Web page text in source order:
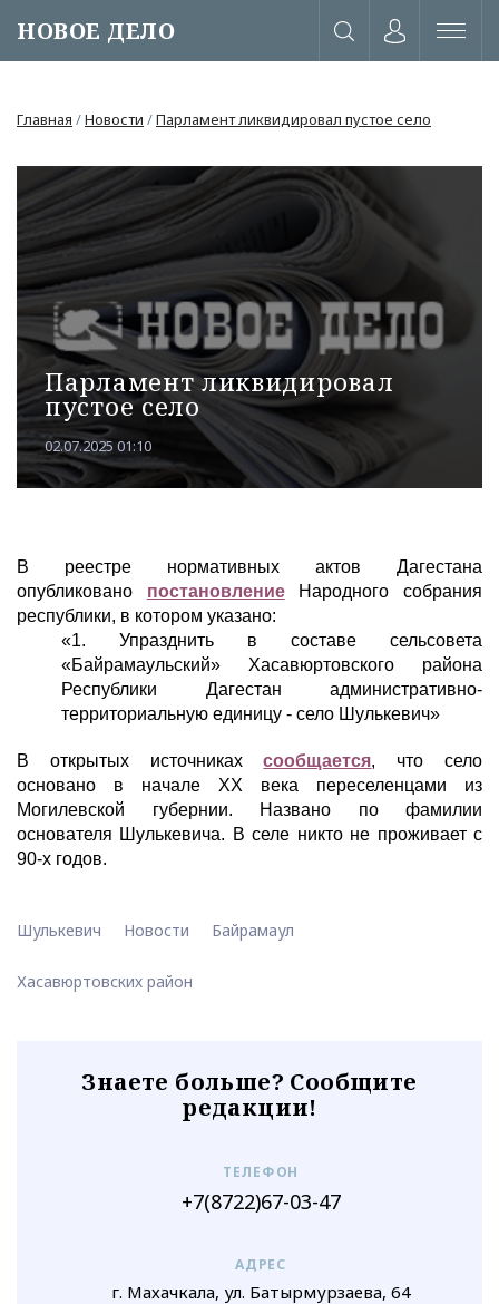
НОВОЕ ДЕЛО
или через соц. сети
Главная /Новости /Парламент ликвидировал пустое село
Парламент ликвидировал
пустое село
02.07.2025 01:10
В реестре нормативных актов Дагестана
опубликовано постановлениеНародного собрания
республики, в котором указано:
«1. Упразднить в составе сельсовета
«Байрамаульский» Хасавюртовского района
Республики Дагестан административно-
территориальную единицу - село Шулькевич»
В открытых источникахсообщается, что село
основано в начале XX века переселенцами из
Могилевской губернии. Названо по фамилии
основателя Шулькевича. В селе никто не проживает с
90-х годов.
Шулькевич Новости Байрамаул
Хасавюртовских район
Знаете больше? Сообщите
редакции!
ТЕЛЕФОН
+7(8722)67-03-47
АДРЕС
г. Махачкала, ул. Батырмурзаева, 64